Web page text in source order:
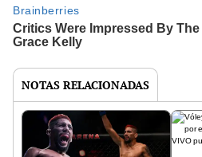
NOTAS RELACIONADAS